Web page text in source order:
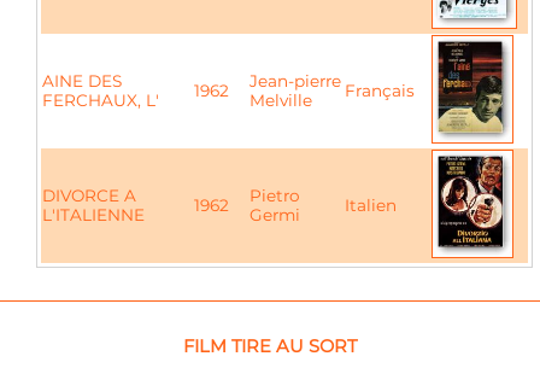
AINE DES
FERCHAUX, L'
1962
Jean-pierre
Melville
Français
DIVORCE A
L'ITALIENNE
1962
Pietro
Germi
Italien
FILM TIRE AU SORT